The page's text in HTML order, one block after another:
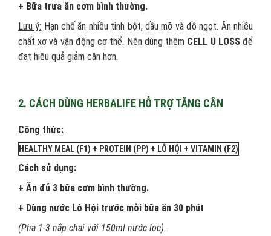
+ Bữa trưa ăn cơm bình thường.
Lưu ý: Hạn chế ăn nhiều tinh bột, dầu mỡ và đồ ngọt. Ăn nhiều
chất xơ và vận động cơ thể. Nên dùng thêm CELL U LOSSđể
đạt hiệu quả giảm cân hơn.
2. CÁCH DÙNG HERBALIFE HỖ TRỢ TĂNG CÂN
Công thức:
HEALTHY MEAL (F1) + PROTEIN (PP) + LÔ HỘI + VITAMIN (F2)
Cách sử dụng:
+ Ăn đủ 3 bữa cơm bình thường.
+ Dùng nước Lô Hội trước mỗi bữa ăn 30 phút
(Pha 1-3 nắp chai với 150ml nước lọc).